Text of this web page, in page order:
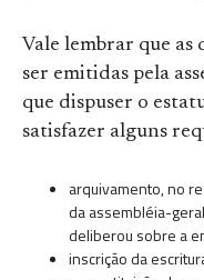
Vale lembrar que as
ser emitidas pela
que dispuser o
satisfazer alguns
arquivamento, no
da assembléia-
deliberou sobre a
inscrição da